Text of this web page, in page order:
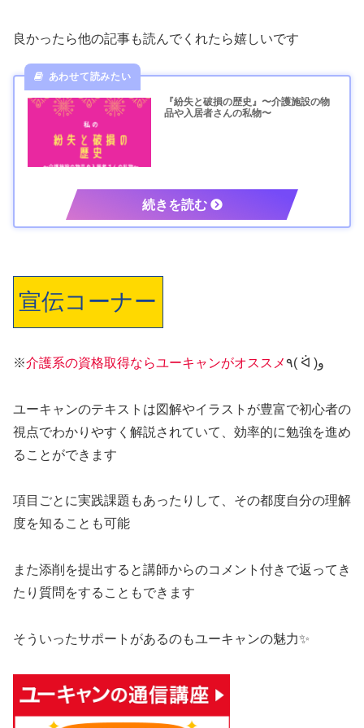
良かったら他の記事も読んでくれたら嬉しいです
『紛失と破損の歴史』〜介護施設の物
品や入居者さんの私物〜
宣伝コーナー
※介護系の資格取得ならユーキャンがオススメ ٩( ᐛ )و
ユーキャンのテキストは図解やイラストが豊富で初心者の
視点でわかりやすく解説されていて、効率的に勉強を進め
ることができます
項目ごとに実践課題もあったりして、その都度自分の理解
度を知ることも可能
また添削を提出すると講師からのコメント付きで返ってき
たり質問をすることもできます
そういったサポートがあるのもユーキャンの魅力✨